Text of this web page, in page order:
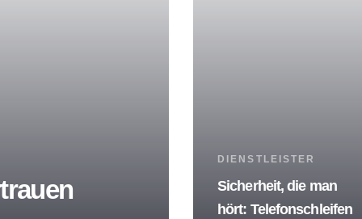
Tags
DIENSTLEISTER
Sicherheit, die man
hört: Telefonschleifen